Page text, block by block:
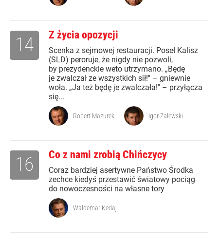
Z życia opozycji
Scenka z sejmowej restauracji. Poseł Kalisz
(SLD) peroruje, że nigdy nie pozwoli,
by prezydenckie weto utrzymano. „Będę
je zwalczał ze wszystkich sił!" – gniewnie
woła. „Ja też będę je zwalczała!" – przyłącza
się...
14
Robert Mazurek Igor Zalewski
Co z nami zrobią Chińczycy
Coraz bardziej asertywne Państwo Środka
zechce kiedyś przestawić światowy pociąg
do nowoczesności na własne tory
16
Waldemar Kedaj